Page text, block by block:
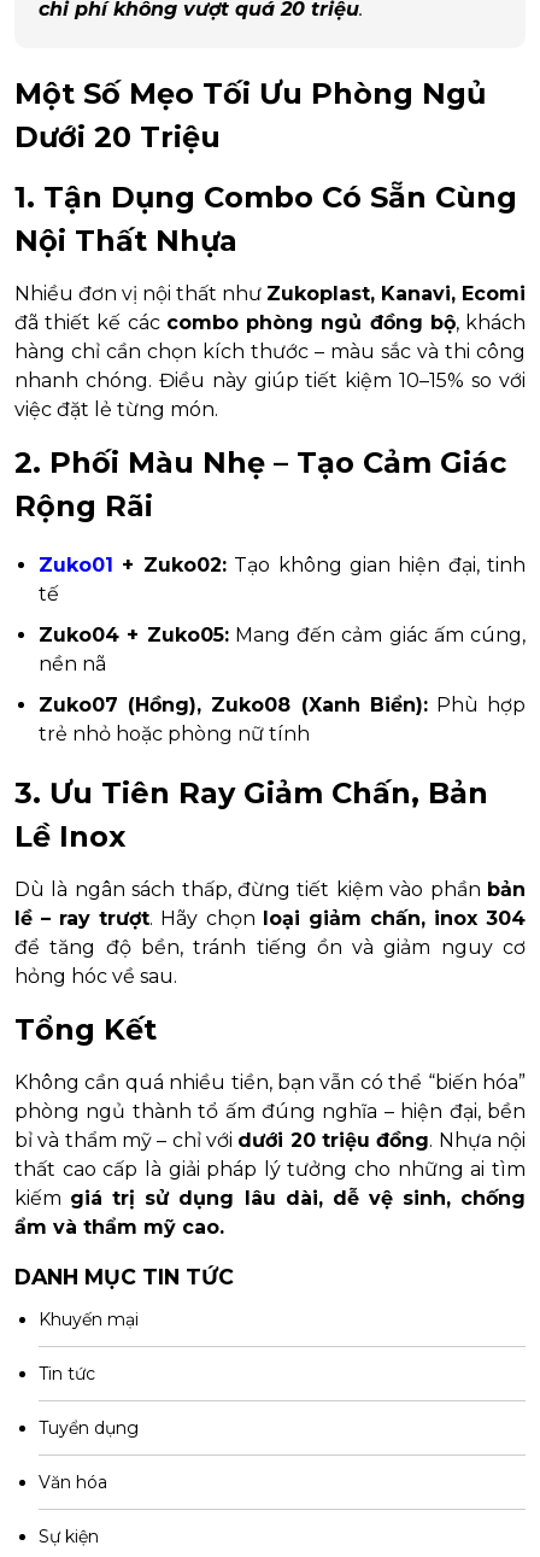
chi phí không vượt quá 20 triệu.
Một Số Mẹo Tối Ưu Phòng Ngủ
Dưới 20 Triệu
1. Tận Dụng Combo Có Sẵn Cùng
Nội Thất Nhựa
Nhiều đơn vị nội thất như Zukoplast, Kanavi, Ecomi
đã thiết kế các combo phòng ngủ đồng bộ, khách
hàng chỉ cần chọn kích thước – màu sắc và thi công
nhanh chóng. Điều này giúp tiết kiệm 10–15% so với
việc đặt lẻ từng món.
2. Phối Màu Nhẹ – Tạo Cảm Giác
Rộng Rãi
Zuko01 + Zuko02:Tạo không gian hiện đại, tinh
tế
Zuko04 + Zuko05:Mang đến cảm giác ấm cúng,
nền nã
Zuko07 (Hồng), Zuko08 (Xanh Biển):Phù hợp
trẻ nhỏ hoặc phòng nữ tính
3. Ưu Tiên Ray Giảm Chấn, Bản
Lề Inox
Dù là ngân sách thấp, đừng tiết kiệm vào phần bản
lề – ray trượt. Hãy chọn loại giảm chấn, inox 304
để tăng độ bền, tránh tiếng ồn và giảm nguy cơ
hỏng hóc về sau.
Tổng Kết
Không cần quá nhiều tiền, bạn vẫn có thể “biến hóa”
phòng ngủ thành tổ ấm đúng nghĩa – hiện đại, bền
bỉ và thẩm mỹ – chỉ với dưới 20 triệu đồng. Nhựa nội
thất cao cấp là giải pháp lý tưởng cho những ai tìm
kiếm giá trị sử dụng lâu dài, dễ vệ sinh, chống
ẩm và thẩm mỹ cao.
DANH MỤC TIN TỨC
Khuyến mại
Tin tức
Tuyển dụng
Văn hóa
Sự kiện